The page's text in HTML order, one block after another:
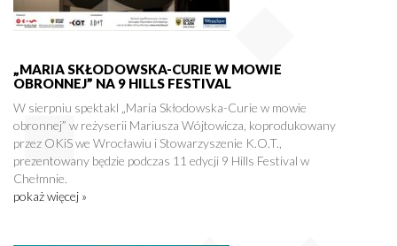
„MARIA SKŁODOWSKA-CURIE W MOWIE
OBRONNEJ” NA 9 HILLS FESTIVAL
W sierpniu spektakl „Maria Skłodowska-Curie w mowie
obronnej” w reżyserii Mariusza Wójtowicza, koprodukowany
przez OKiS we Wrocławiu i Stowarzyszenie K.O.T.,
prezentowany będzie podczas 11 edycji 9 Hills Festival w
Chełmnie.
pokaż więcej »